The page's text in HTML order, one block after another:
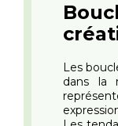
Les
dans la